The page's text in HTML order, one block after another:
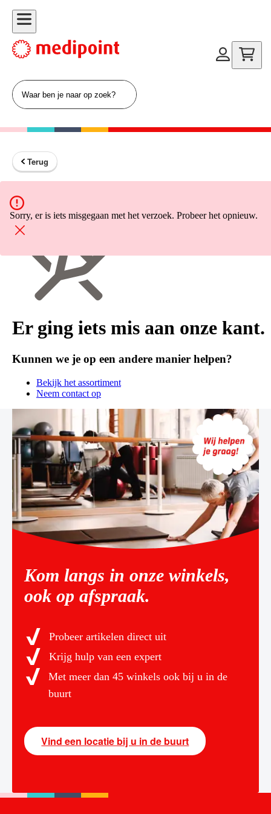
Terug
Sorry, er is iets misgegaan met het verzoek. Probeer het opnieuw.
Er ging iets mis aan onze kant.
Kunnen we je op een andere manier helpen?
Bekijk het assortiment
Neem contact op
Kom langs in onze winkels,
ook op afspraak.
Probeer artikelen direct uit
Krijg hulp van een expert
Met meer dan 45 winkels ook bij u in de
buurt
Vind een locatie bij u in de buurt